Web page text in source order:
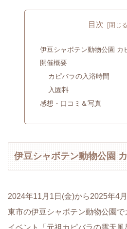
目次
伊豆シャボテン動物公園 カ
開催概要
カピバラの入浴時間
入園料
感想・口コミ＆写真
伊豆シャボテン動物公園
2024年11月1日(金)から2025年4
東市の伊豆シャボテン動物公園